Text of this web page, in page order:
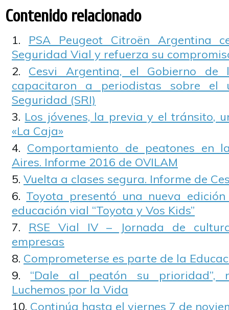
Contenido relacionado
PSA Peugeot Citroën Argentina
Seguridad Vial y refuerza su
Cesvi Argentina, el Gobierno
capacitaron a periodistas sobre el
Seguridad (SRI)
Los jóvenes, la previa y el tránsito,
«La Caja»
Comportamiento de peatones en
Aires. Informe 2016 de OVILAM
Vuelta a clases segura. Informe de
Toyota presentó una nueva
educación vial “Toyota y Vos Kids”
RSE Vial IV – Jornada de
empresas
Comprometerse es parte de la
“Dale al peatón su prioridad”,
Luchemos por la Vida
Continúa hasta el viernes 7 de